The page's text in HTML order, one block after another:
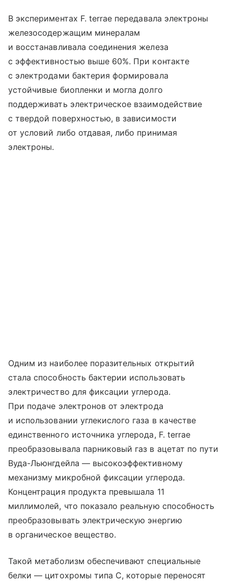
В экспериментах F. terrae передавала электроны
железосодержащим минералам
и восстанавливала соединения железа
с эффективностью выше 60%. При контакте
с электродами бактерия формировала
устойчивые биопленки и могла долго
поддерживать электрическое взаимодействие
с твердой поверхностью, в зависимости
от условий либо отдавая, либо принимая
электроны.
Одним из наиболее поразительных открытий
стала способность бактерии использовать
электричество для фиксации углерода.
При подаче электронов от электрода
и использовании углекислого газа в качестве
единственного источника углерода, F. terrae
преобразовывала парниковый газ в ацетат по пути
Вуда-Льюнгдейла — высокоэффективному
механизму микробной фиксации углерода.
Концентрация продукта превышала 11
миллимолей, что показало реальную способность
преобразовывать электрическую энергию
в органическое вещество.
Такой метаболизм обеспечивают специальные
белки — цитохромы типа C, которые переносят